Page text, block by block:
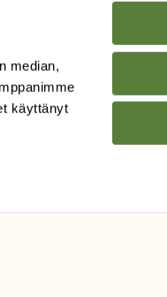
median,
käyttänytLUONNON
Sähköpostiosoite